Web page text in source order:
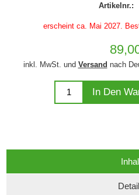
Artikelnr.:
erscheint ca. Mai 2027.
inkl. MwSt. und Versand nach
In Den